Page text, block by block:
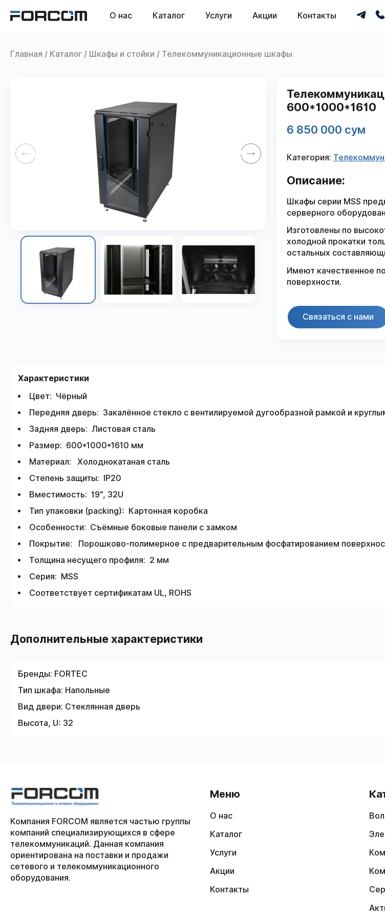
О нас Каталог Услуги Акции Контакты
Главная Каталог Шкафы и стойки Телекоммуникационные шкафы
600*1000*1610
6 850 000 сум
Категория:
Описание:
Шкафы серии MSS
серверного
Изготовлены по
холодной прокатки
остальных
Имеют качественное
поверхности.
Связаться с нами
Характеристики
Цвет: Чёрный
Передняя дверь: Закалённое стекло с вентилируемой дугообразной рамкой и
Задняя дверь: Листовая сталь
Размер: 600*1000*1610 мм
Материал: Холоднокатаная сталь
Степень защиты: IP20
Вместимость: 19", 32U
Тип упаковки (packing): Картонная коробка
Особенности: Съёмные боковые панели с замком
Покрытие: Порошково-полимерное с предварительным фосфатированием
Толщина несущего профиля: 2 мм
Серия: MSS
Соответствует сертификатам UL, ROHS
Дополнительные характеристики
Бренды: FORTEC
Тип шкафа: Напольные
Вид двери: Стеклянная дверь
Высота, U: 32
Компания FORCOM является частью группы
компаний специализирующихся в сфере
телекоммуникаций. Данная компания
ориентирована на поставки и продажи
сетевого и телекоммуникационного
оборудования.
Меню
О нас
Каталог
Услуги
Акции
Контакты